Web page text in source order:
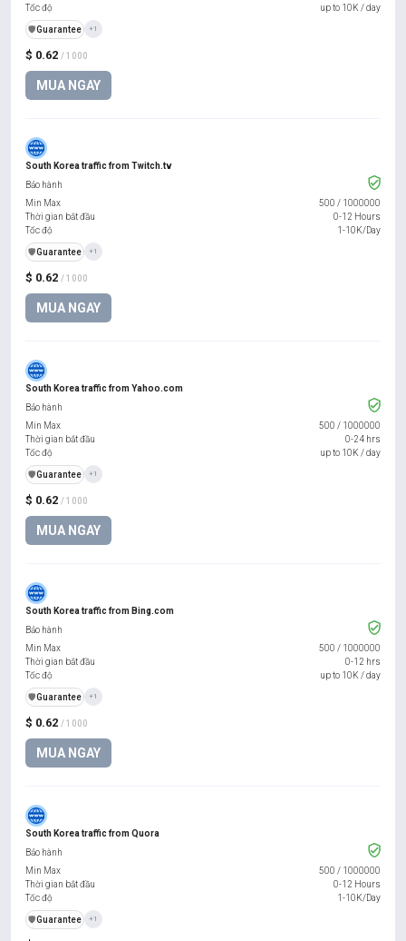
$ 0.62 / 1000
MUA NGAY
Tốc độ
up to 10K / day
️🛡️Guarantee +1
South Korea traffic from Twitch.tv
$ 0.62 / 1000
MUA NGAY
Bảo hành
Min Max
500 / 1000000
Thời gian bắt đầu
0-12 Hours
Tốc độ
1-10K/Day
️🛡️Guarantee +1
South Korea traffic from Yahoo.com
$ 0.62 / 1000
MUA NGAY
Bảo hành
Min Max
500 / 1000000
Thời gian bắt đầu
0-24 hrs
Tốc độ
up to 10K / day
️🛡️Guarantee +1
South Korea traffic from Bing.com
$ 0.62 / 1000
MUA NGAY
Bảo hành
Min Max
500 / 1000000
Thời gian bắt đầu
0-12 hrs
Tốc độ
up to 10K / day
️🛡️Guarantee +1
South Korea traffic from Quora
Bảo hành
Min Max
500 / 1000000
Thời gian bắt đầu
0-12 Hours
Tốc độ
1-10K/Day
️🛡️Guarantee +1